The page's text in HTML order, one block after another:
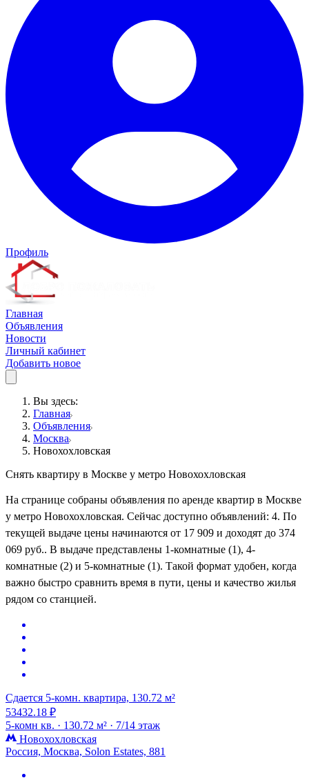
Профиль
Главная
Объявления
Новости
Личный кабинет
Добавить новое
Вы здесь:
Главная
Объявления
Москва
Новохохловская
Снять квартиру в Москве у метро Новохохловская
На странице собраны объявления по аренде квартир в Москве
у метро Новохохловская. Сейчас доступно объявлений: 4. По
текущей выдаче цены начинаются от 17 909 и доходят до 374
069 руб.. В выдаче представлены 1-комнатные (1), 4-
комнатные (2) и 5-комнатные (1). Такой формат удобен, когда
важно быстро сравнить время в пути, цены и качество жилья
рядом со станцией.
Сдается 5-комн. квартира, 130.72 м²
53432.18 ₽
5-комн кв. · 130.72 м² · 7/14 этаж
Новохохловская
Россия, Москва, Solon Estates, 881